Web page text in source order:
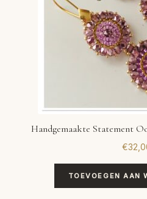
Handgemaakte Statement
€
TOEVOEGEN AAN